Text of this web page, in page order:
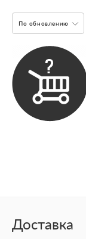
По обновлению
Доставка